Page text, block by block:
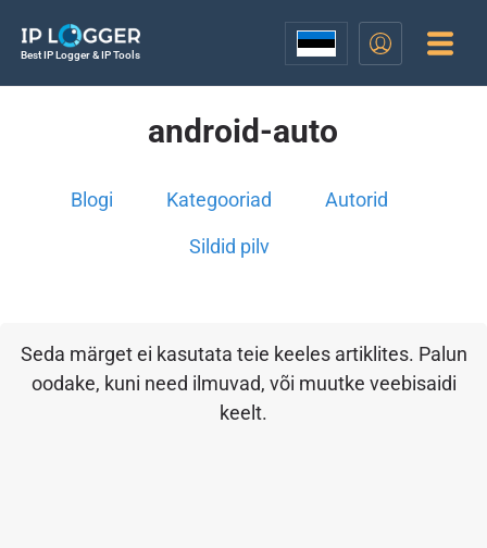
Best IP Logger & IP Tools
android-auto
Blogi Kategooriad Autorid
Sildid pilv